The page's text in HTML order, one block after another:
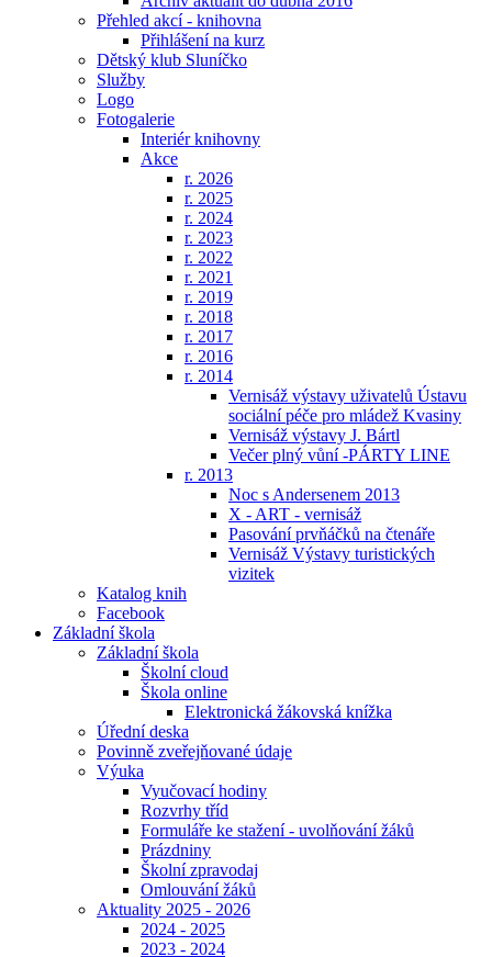
Přehled akcí - knihovna
Přihlášení na kurz
Dětský klub Sluníčko
Služby
Logo
Fotogalerie
Interiér knihovny
Akce
r. 2026
r. 2025
r. 2024
r. 2023
r. 2022
r. 2021
r. 2019
r. 2018
r. 2017
r. 2016
r. 2014
Vernisáž výstavy uživatelů Ústavu
sociální péče pro mládež Kvasiny
Vernisáž výstavy J. Bártl
Večer plný vůní -PÁRTY LINE
r. 2013
Noc s Andersenem 2013
X - ART - vernisáž
Pasování prvňáčků na čtenáře
Vernisáž Výstavy turistických
vizitek
Katalog knih
Facebook
Základní škola
Základní škola
Školní cloud
Škola online
Elektronická žákovská knížka
Úřední deska
Povinně zveřejňované údaje
Výuka
Vyučovací hodiny
Rozvrhy tříd
Formuláře ke stažení - uvolňování žáků
Prázdniny
Školní zpravodaj
Omlouvání žáků
Aktuality 2025 - 2026
2024 - 2025
2023 - 2024